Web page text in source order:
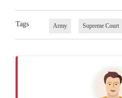
Tags Army Supreme Court